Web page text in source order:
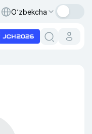
O‘zbekcha